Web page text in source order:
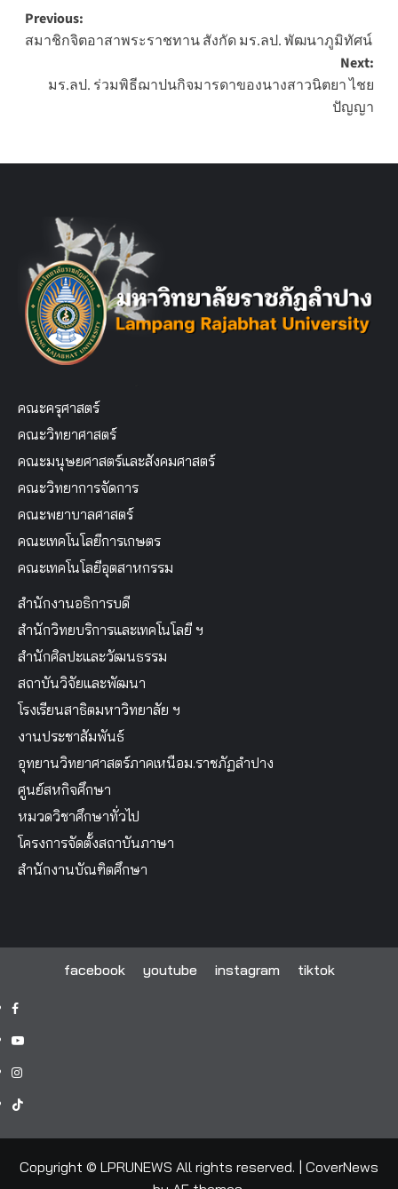
Post
navigation
Previous:
สมาชิกจิตอาสาพระราชทาน สังกัด มร.ลป. พัฒนาภูมิทัศน์
Next:
มร.ลป. ร่วมพิธีฌาปนกิจมารดาของนางสาวนิตยา ไชย
ปัญญา
คณะครุศาสตร์
คณะวิทยาศาสตร์
คณะมนุษยศาสตร์และสังคมศาสตร์
คณะวิทยาการจัดการ
คณะพยาบาลศาสตร์
คณะเทคโนโลยีการเกษตร
คณะเทคโนโลยีอุตสาหกรรม
สำนักงานอธิการบดี
สำนักวิทยบริการและเทคโนโลยี ฯ
สำนักศิลปะและวัฒนธรรม
สถาบันวิจัยและพัฒนา
โรงเรียนสาธิตมหาวิทยาลัย ฯ
งานประชาสัมพันธ์
อุทยานวิทยาศาสตร์ภาคเหนือม.ราชภัฏลำปาง
ศูนย์สหกิจศึกษา
หมวดวิชาศึกษาทั่วไป
โครงการจัดตั้งสถาบันภาษา
สำนักงานบัณฑิตศึกษา
facebook youtube instagram tiktok
facebook
youtube
instagram
tiktok
Copyright © LPRUNEWS All rights reserved.
CoverNews